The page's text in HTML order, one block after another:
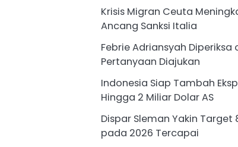
Krisis Migran Ceuta
Ancang Sanksi Italia
Febrie Adriansyah Diperiksa
Pertanyaan Diajukan
Indonesia Siap Tambah
Hingga 2 Miliar Dolar AS
Dispar Sleman Yakin
pada 2026 Tercapai